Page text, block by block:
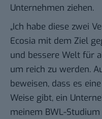
Unternehmen ziehen.
„Ich habe diese zwei
Ecosia mit dem Ziel
und bessere Welt für
um reich zu werden.
beweisen, dass es
Weise gibt, ein
meinem BWL-